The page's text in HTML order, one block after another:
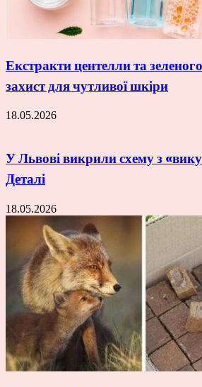
Екстракти центелли та
захист для чутливої шкіри
18.05.2026
У Львові викрили схему з
Деталі
18.05.2026